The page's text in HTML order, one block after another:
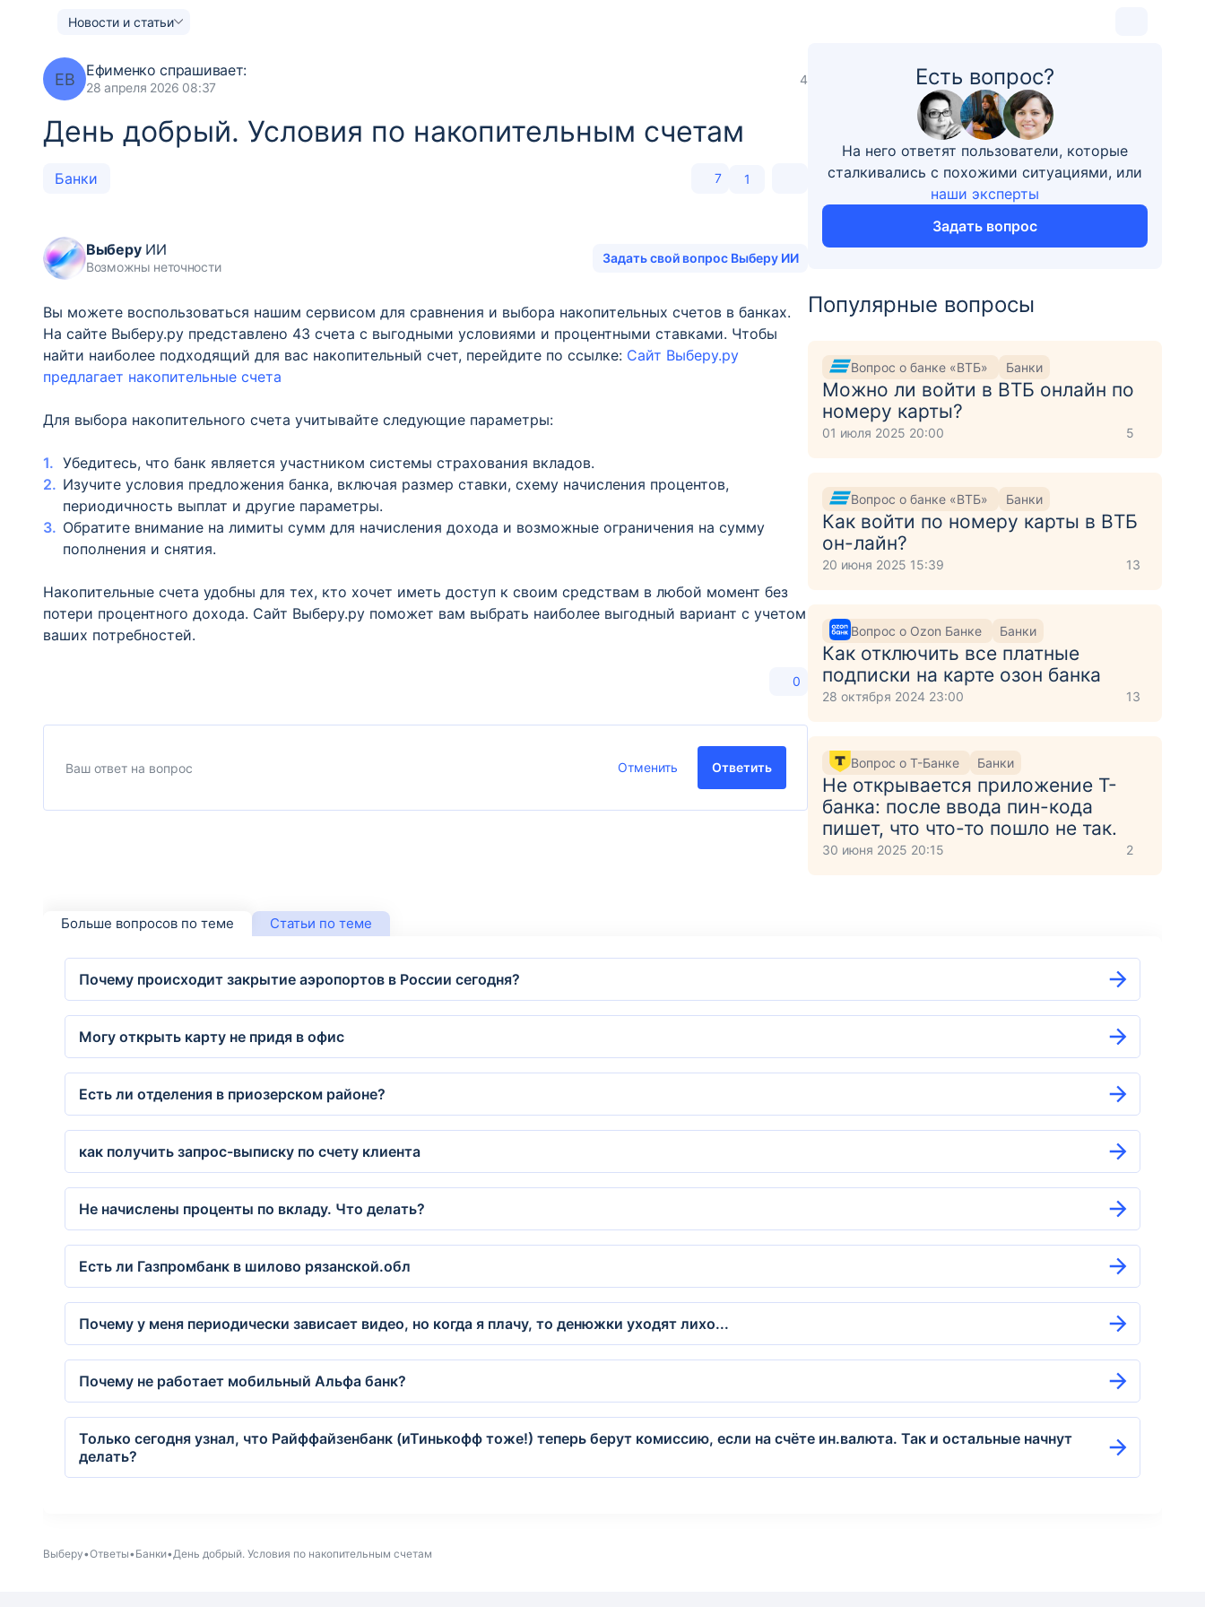
Новости и статьи
ЕВ Ефименко спрашивает:
28 апреля 2026 08:37
4
День добрый. Условия по накопительным счетам
Банки 7 1
ВыберуИИ
Возможны неточности
Задать свой вопрос Выберу ИИ
Вы можете воспользоваться нашим сервисом для сравнения и выбора накопительных счетов в банках.
На сайте Выберу.ру представлено 43 счета с выгодными условиями и процентными ставками. Чтобы
найти наиболее подходящий для вас накопительный счет, перейдите по ссылке: Сайт Выберу.ру
предлагает накопительные счета
Для выбора накопительного счета учитывайте следующие параметры:
Убедитесь, что банк является участником системы страхования вкладов.
Изучите условия предложения банка, включая размер ставки, схему начисления процентов,
периодичность выплат и другие параметры.
Обратите внимание на лимиты сумм для начисления дохода и возможные ограничения на сумму
пополнения и снятия.
Накопительные счета удобны для тех, кто хочет иметь доступ к своим средствам в любой момент без
потери процентного дохода. Сайт Выберу.ру поможет вам выбрать наиболее выгодный вариант с учетом
ваших потребностей.
0
Отменить Ответить
Есть вопрос?
На него ответят пользователи, которые
сталкивались с похожими ситуациями, или
наши эксперты
Задать вопрос
Популярные вопросы
Вопрос о банке «ВТБ» Банки
Можно ли войти в ВТБ онлайн по
номеру карты?
01 июля 2025 20:00 5
Вопрос о банке «ВТБ» Банки
Как войти по номеру карты в ВТБ
он-лайн?
20 июня 2025 15:39 13
Вопрос о Ozon Банке Банки
Как отключить все платные
подписки на карте озон банка
28 октября 2024 23:00 13
Вопрос о Т-Банке Банки
Не открывается приложение Т-
банка: после ввода пин-кода
пишет, что что-то пошло не так.
30 июня 2025 20:15 2
Больше вопросов по теме Статьи по теме
Почему происходит закрытие аэропортов в России сегодня?
Могу открыть карту не придя в офис
Есть ли отделения в приозерском районе?
как получить запрос-выписку по счету клиента
Не начислены проценты по вкладу. Что делать?
Есть ли Газпромбанк в шилово рязанской.обл
Почему у меня периодически зависает видео, но когда я плачу, то денюжки уходят лихо...
Почему не работает мобильный Альфа банк?
Только сегодня узнал, что Райффайзенбанк (иТинькофф тоже!) теперь берут комиссию, если на счёте ин.валюта. Так и остальные начнут
делать?
Выберу Ответы Банки День добрый. Условия по накопительным счетам